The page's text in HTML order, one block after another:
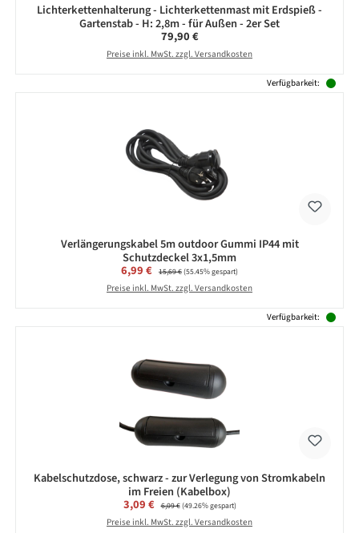
Lichterkettenhalterung - Lichterkettenmast mit Erdspieß -
Gartenstab - H: 2,8m - für Außen - 2er Set
Regulärer Preis:
79,90 €
Preise inkl. MwSt. zzgl. Versandkosten
Verfügbarkeit:
Verlängerungskabel 5m outdoor Gummi IP44 mit
Schutzdeckel 3x1,5mm
Verkaufspreis:
6,99 € Regulärer Preis:
15,69 €(55.45% gespart)
Preise inkl. MwSt. zzgl. Versandkosten
Verfügbarkeit:
Kabelschutzdose, schwarz - zur Verlegung von Stromkabeln
im Freien (Kabelbox)
Verkaufspreis:
3,09 € Regulärer Preis:
6,09 €(49.26% gespart)
Preise inkl. MwSt. zzgl. Versandkosten